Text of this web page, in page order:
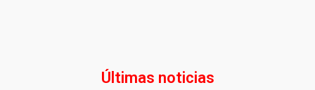
Últimas noticias